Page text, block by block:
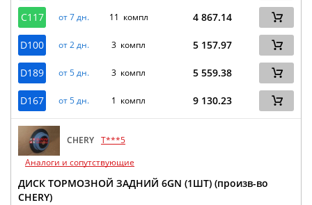
C117 от 7 дн. 11 компл 4 867.14
D100 от 2 дн. 3 компл 5 157.97
D189 от 5 дн. 3 компл 5 559.38
D167 от 5 дн. 1 компл 9 130.23
CHERY T***5
Аналоги и сопутствующие
ДИСК ТОРМОЗНОЙ ЗАДНИЙ 6GN (1ШТ) (произв-во
CHERY)